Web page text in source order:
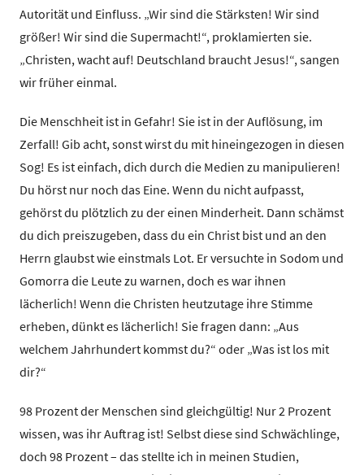
Autorität und Einfluss. „Wir sind die Stärksten! Wir sind
größer! Wir sind die Supermacht!“, proklamierten sie.
„Christen, wacht auf! Deutschland braucht Jesus!“, sangen
wir früher einmal.
Die Menschheit ist in Gefahr! Sie ist in der Auflösung, im
Zerfall! Gib acht, sonst wirst du mit hineingezogen in diesen
Sog! Es ist einfach, dich durch die Medien zu manipulieren!
Du hörst nur noch das Eine. Wenn du nicht aufpasst,
gehörst du plötzlich zu der einen Minderheit. Dann schämst
du dich preiszugeben, dass du ein Christ bist und an den
Herrn glaubst wie einstmals Lot. Er versuchte in Sodom und
Gomorra die Leute zu warnen, doch es war ihnen
lächerlich! Wenn die Christen heutzutage ihre Stimme
erheben, dünkt es lächerlich! Sie fragen dann: „Aus
welchem Jahrhundert kommst du?“ oder „Was ist los mit
dir?“
98 Prozent der Menschen sind gleichgültig! Nur 2 Prozent
wissen, was ihr Auftrag ist! Selbst diese sind Schwächlinge,
doch 98 Prozent – das stellte ich in meinen Studien,